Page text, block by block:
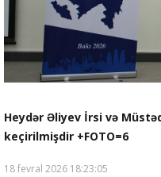
Heydər Əliyev İrsi və
keçirilmişdir +FOTO=6
18 fevral 2026 18:23:05